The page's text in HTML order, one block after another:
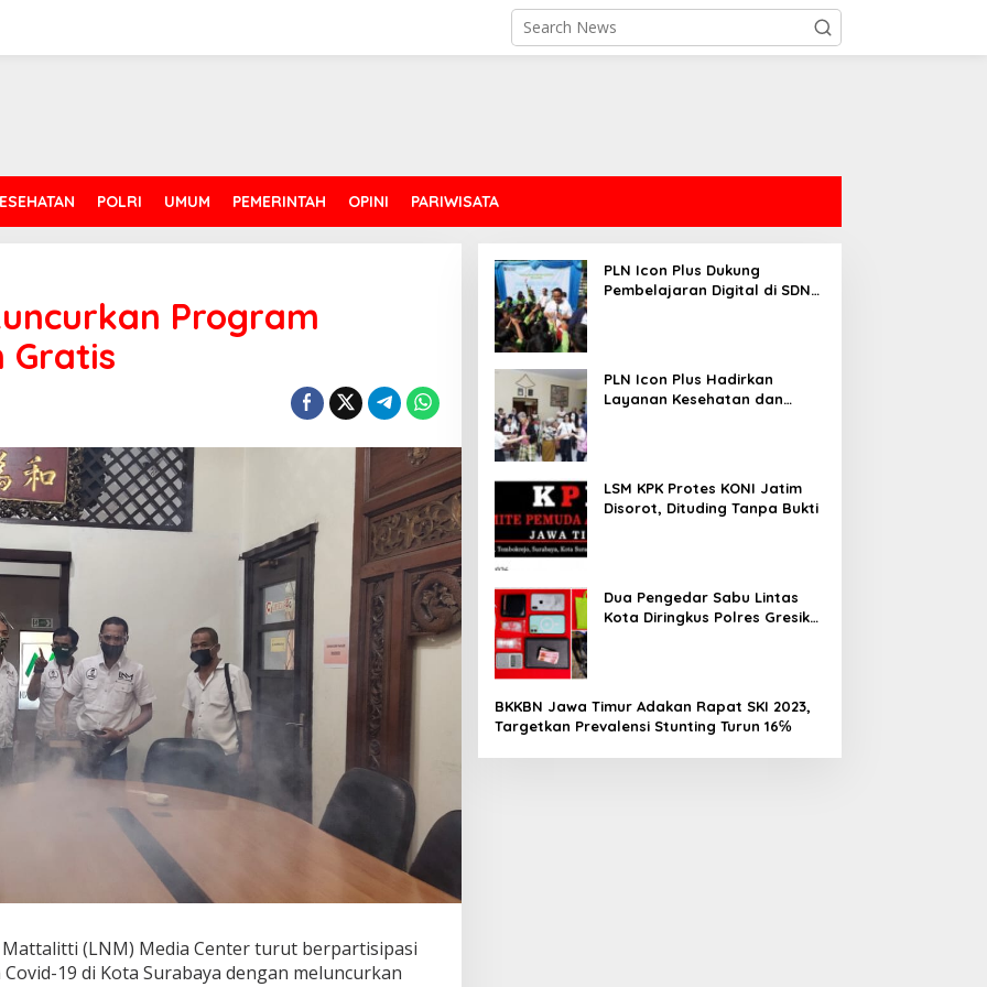
POLRI UMUM PEMERINTAH OPINI PARIWISATA
Program
Gratis
Mattalitti (LNM) Media Center turut berpartisipasi
19 di Kota Surabaya dengan meluncurkan
PLN Icon Plus Dukung
Pembelajaran Digital di SDN
PLN Icon Plus Hadirkan
Layanan Kesehatan dan
LSM KPK Protes KONI Jatim
Disorot, Dituding Tanpa Bukti
Dua Pengedar Sabu Lintas
Kota Diringkus Polres Gresik
BKKBN Jawa Timur Adakan Rapat SKI 2023,
Targetkan Prevalensi Stunting Turun 16℅